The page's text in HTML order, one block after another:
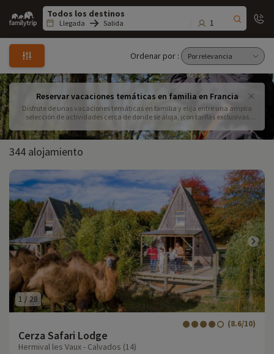
Family
trip
Llegada Salida 1
Ordenar por :
Reservar vacaciones temáticas en familia en Francia
Disfrute de unas vacaciones temáticas en familia y elija entre una amplia
selección de actividades cerca de donde se aloja, ¡con tarifas exclusivas
temáticos, castillos adaptados a los niños, parques acuáticos... Familytrip
ha seleccionado a más de 100 socios que saben cómo acoger a las familias
en Francia. En primer lugar, elija el destino de sus vacaciones temáticas en
familia y, a continuación, añada a sus vacaciones una o varias actividades
de su elección.
344 alojamiento
1 /28
Cerza Safari Lodge
(8.6/10)
Hermival les Vaux - Calvados (14)